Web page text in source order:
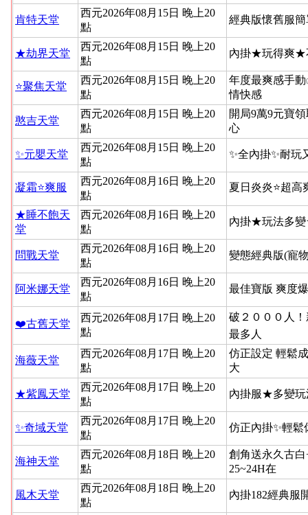
肯特天堂
西元2026年08月15日 晚上20
點
經典版懷舊服
★劫界天堂
西元2026年08月15日 晚上20
點
內掛★玩得爽★
⭐聚焦天堂
西元2026年08月15日 晚上20
點
年度最爽感手
情快感
憨吉天堂
西元2026年08月15日 晚上20
點
開局9萬9元寶
心
✨元嬰天堂
西元2026年08月15日 晚上20
點
✨全內掛✨耐玩
凝霜⭐爽服
西元2026年08月16日 晚上20
點
夏日炎炎⭐超高
★睡不飽天
堂
西元2026年08月16日 晚上20
點
內掛★玩法多
問戰天堂
西元2026年08月16日 晚上20
點
變態經典版(寵
阿米娜天堂
西元2026年08月16日 晚上20
點
最佳寶版 爽度
❤️古舊天堂
西元2026年08月17日 晚上20
點
破２０００人
最多人
海薇天堂
西元2026年08月17日 晚上20
點
仿正設定 輕鬆
大
★紫鳳天堂
西元2026年08月17日 晚上20
點
內掛服★多變
✨奇域天堂
西元2026年08月17日 晚上20
點
仿正內掛✨輕鬆
海神天堂
西元2026年08月18日 晚上20
點
創角送永久古
25~24H在
風木天堂
西元2026年08月18日 晚上20
點
內掛182經典服